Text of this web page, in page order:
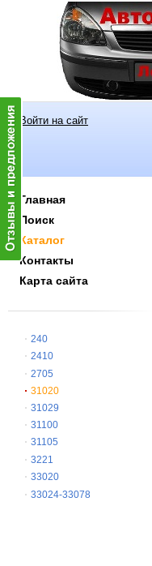
Войти на сайт
Главная
Поиск
Каталог
Контакты
Карта сайта
240
2410
2705
31020
31029
31100
31105
3221
33020
33024-33078